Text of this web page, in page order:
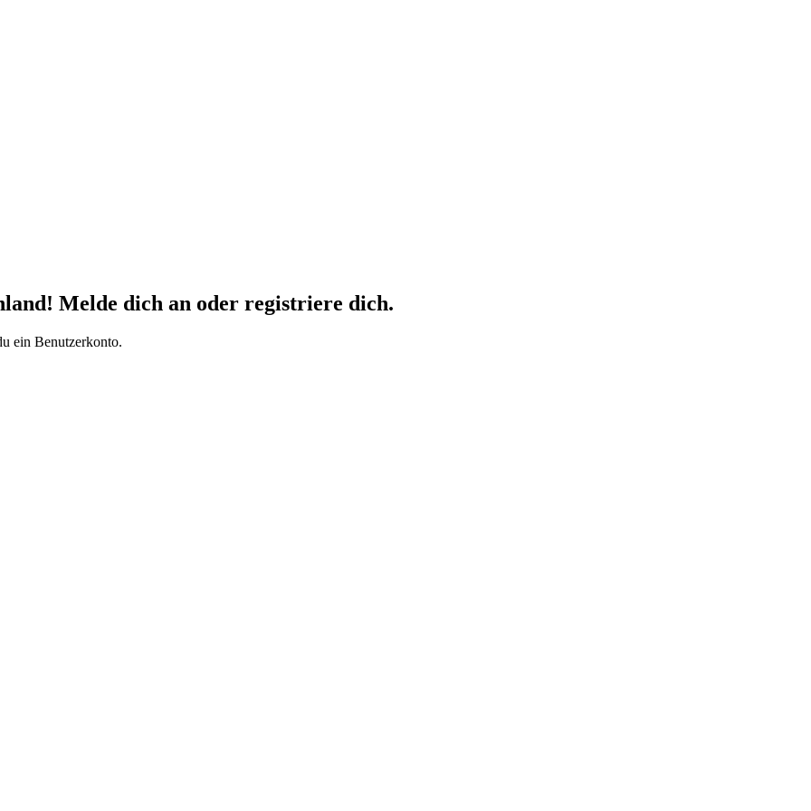
Melde dich an oder registriere dich.
ein Benutzerkonto.